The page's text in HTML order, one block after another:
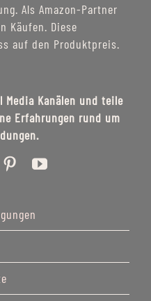
Als Amazon-Partner
Käufen. Diese
auf den Produktpreis.
Media Kanälen und teile
Erfahrungen rund um